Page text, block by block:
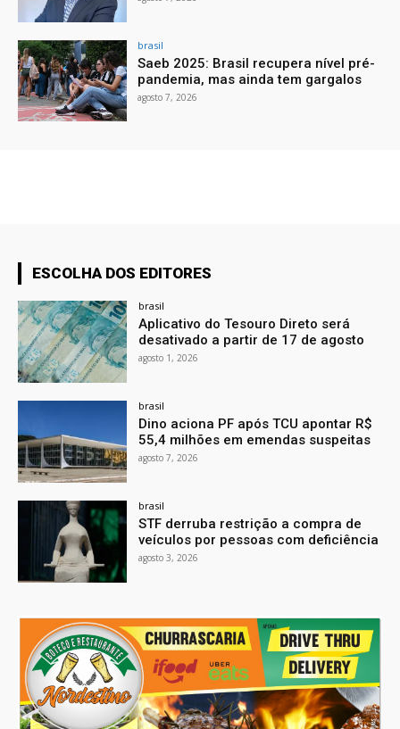
brasil
Saeb 2025: Brasil recupera nível pré-
pandemia, mas ainda tem gargalos
agosto 7, 2026
ESCOLHA DOS EDITORES
brasil
Aplicativo do Tesouro Direto será
desativado a partir de 17 de agosto
agosto 1, 2026
brasil
Dino aciona PF após TCU apontar R$
55,4 milhões em emendas suspeitas
agosto 7, 2026
brasil
STF derruba restrição a compra de
veículos por pessoas com deficiência
agosto 3, 2026